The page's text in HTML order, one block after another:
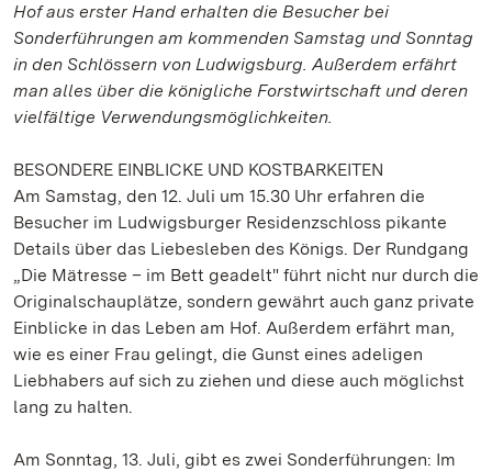
Hof aus erster Hand erhalten die Besucher bei
Sonderführungen am kommenden Samstag und Sonntag
in den Schlössern von Ludwigsburg. Außerdem erfährt
man alles über die königliche Forstwirtschaft und deren
vielfältige Verwendungsmöglichkeiten.
BESONDERE EINBLICKE UND KOSTBARKEITEN
Am Samstag, den 12. Juli um 15.30 Uhr erfahren die
Besucher im Ludwigsburger Residenzschloss pikante
Details über das Liebesleben des Königs. Der Rundgang
„Die Mätresse – im Bett geadelt" führt nicht nur durch die
Originalschauplätze, sondern gewährt auch ganz private
Einblicke in das Leben am Hof. Außerdem erfährt man,
wie es einer Frau gelingt, die Gunst eines adeligen
Liebhabers auf sich zu ziehen und diese auch möglichst
lang zu halten.
Am Sonntag, 13. Juli, gibt es zwei Sonderführungen: Im